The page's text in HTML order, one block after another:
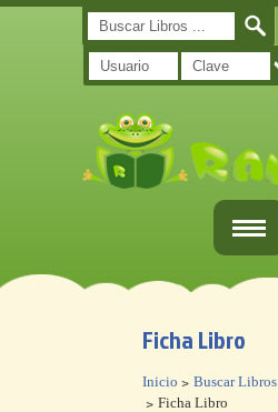
Inicio
Registro
Libros
Ficha Libro
Inicio
Buscar Libros
Ficha Libro